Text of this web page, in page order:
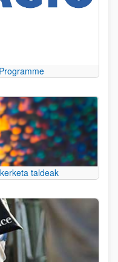
taldeak